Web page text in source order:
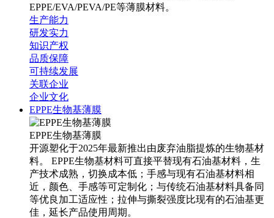
EPPE/EVA/PEVA/PE等薄膜材料。
生产能力
研发实力
知识产权
品质保障
可持续发展
关联企业
企业文化
EPPE生物基薄膜
EPPE生物基薄膜
开源塑化于2025年最新推出由废弃油脂提炼的生物基材
料。 EPPE生物基材料可直接平替现有石油基材料，生
产技术成熟，切换成本低；手感与现有石油基材料相
近，颜色、手感等可定制化；与传统石油基材料具备同
等优良加工适应性；拉伸与撕裂强度比现有的石油基更
佳，延长产品使用周期。